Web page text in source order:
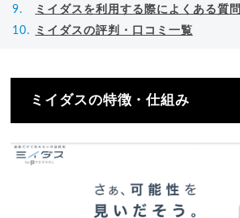
ミイダスを利用する際によくある質問
ミイダスの評判・口コミ一覧
ミイダスの特徴・仕組み